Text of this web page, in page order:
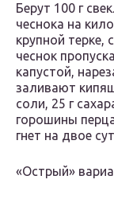
Берут 100 г
чеснока на
крупной терке,
чеснок
капустой,
заливают
соли, 25 г
горошины
гнет на двое
«Острый»